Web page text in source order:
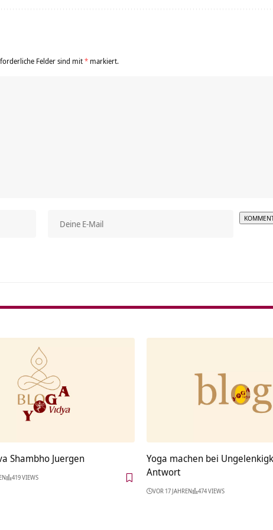
Felder sind mit* markiert.
Shambho Juergen
419 VIEWS
Yoga machen bei
Antwort
VOR 17 JAHREN 474 VIEWS